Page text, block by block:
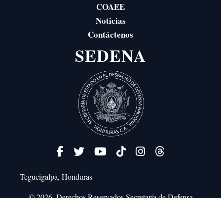
COAEE
Noticias
Contáctenos
SEDENA
Tegucigalpa, Honduras